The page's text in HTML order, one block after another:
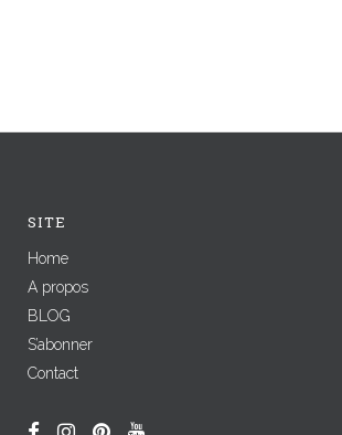
SITE
Home
A propos
BLOG
S’abonner
Contact